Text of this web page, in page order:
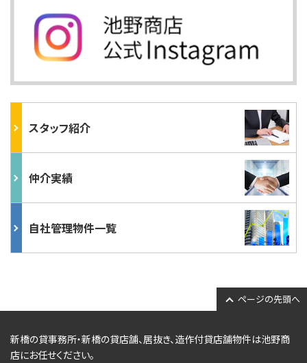
スタッフ紹介
仲介実績
自社管理物件一覧
ページの先頭へ
新橋の貸事務所・新橋の貸店舗、居抜き、造作付貸店舗物件は池野商
店にお任せください。